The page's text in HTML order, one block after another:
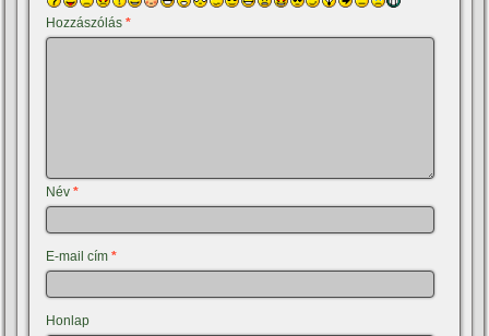
Hozzászólás*
Név*
E-mail cím*
Honlap